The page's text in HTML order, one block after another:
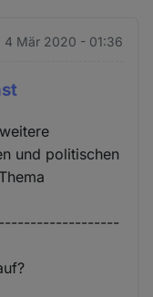
4 Mär 2020 - 01:36
und politischen